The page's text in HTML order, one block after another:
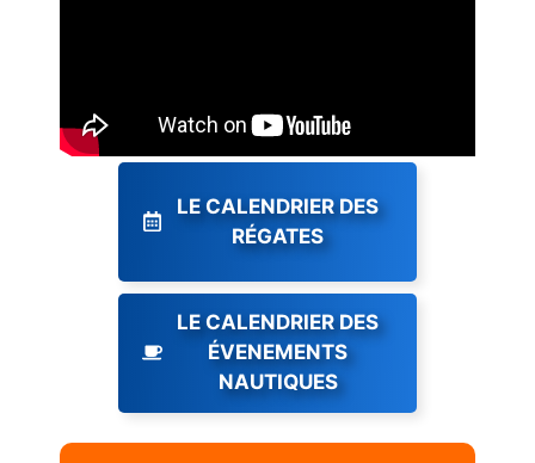
LE CALENDRIER DES
RÉGATES
LE CALENDRIER DES
ÉVENEMENTS
NAUTIQUES